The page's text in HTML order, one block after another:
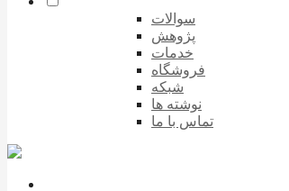
سوالات
پژوهش
خدمات
فروشگاه
شبکه
نوشته ها
تماس با ما